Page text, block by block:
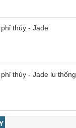
thúy - Jade
thúy - Jade lu thống